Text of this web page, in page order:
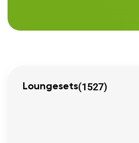
Loungesets(1527)